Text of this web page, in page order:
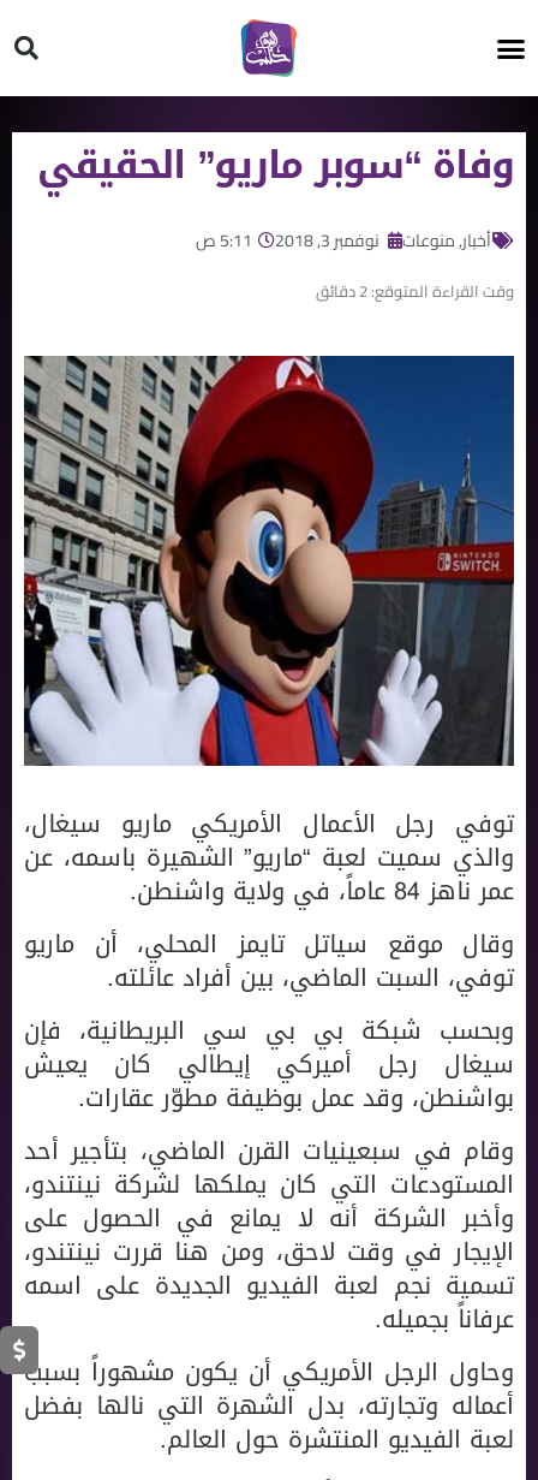
وفاة “سوبر ماريو” الحقيقي
أخبار,منوعات نوفمبر 3, 2018 5:11 ص
وقت القراءة المتوقع:2دقائق
توفي رجل الأعمال الأمريكي ماريو سيغال،
والذي سميت لعبة “ماريو” الشهيرة باسمه، عن
عمر ناهز 84 عاماً، في ولاية واشنطن.
وقال موقع سياتل تايمز المحلي، أن ماريو
توفي، السبت الماضي، بين أفراد عائلته.
وبحسب شبكة بي بي سي البريطانية، فإن
سيغال رجل أميركي إيطالي كان يعيش
بواشنطن، وقد عمل بوظيفة مطوّر عقارات.
وقام في سبعينيات القرن الماضي، بتأجير أحد
المستودعات التي كان يملكها لشركة نينتندو،
وأخبر الشركة أنه لا يمانع في الحصول على
الإيجار في وقت لاحق، ومن هنا قررت نينتندو،
تسمية نجم لعبة الفيديو الجديدة على اسمه
عرفاناً بجميله.
وحاول الرجل الأمريكي أن يكون مشهوراً بسبب
أعماله وتجارته، بدل الشهرة التي نالها بفضل
لعبة الفيديو المنتشرة حول العالم.